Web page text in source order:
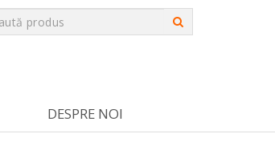
DESPRE NOI